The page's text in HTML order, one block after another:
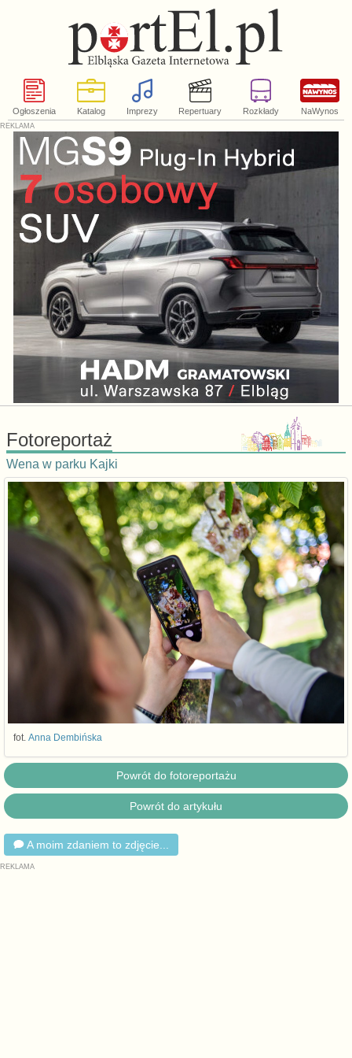
Ogłoszenia Katalog Imprezy Repertuary Rozkłady NaWynos
Fotoreportaż
Wena w parku Kajki
fot. Anna Dembińska
Powrót do fotoreportażu
Powrót do artykułu
A moim zdaniem to zdjęcie...